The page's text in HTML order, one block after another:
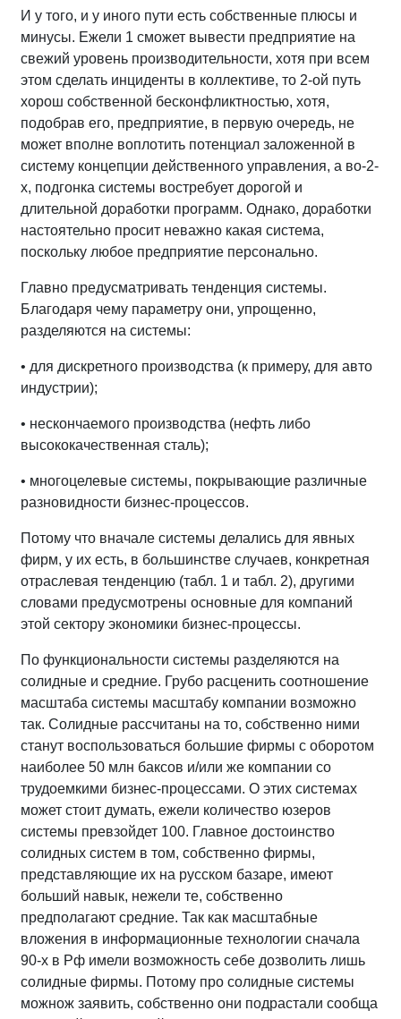
И у того, и у иного пути есть собственные плюсы и
минусы. Ежели 1 сможет вывести предприятие на
свежий уровень производительности, хотя при всем
этом сделать инциденты в коллективе, то 2-ой путь
хорош собственной бесконфликтностью, хотя,
подобрав его, предприятие, в первую очередь, не
может вполне воплотить потенциал заложенной в
систему концепции действенного управления, а во-2-
х, подгонка системы востребует дорогой и
длительной доработки программ. Однако, доработки
настоятельно просит неважно какая система,
поскольку любое предприятие персонально.
Главно предусматривать тенденция системы.
Благодаря чему параметру они, упрощенно,
разделяются на системы:
• для дискретного производства (к примеру, для авто
индустрии);
• нескончаемого производства (нефть либо
высококачественная сталь);
• многоцелевые системы, покрывающие различные
разновидности бизнес-процессов.
Потому что вначале системы делались для явных
фирм, у их есть, в большинстве случаев, конкретная
отраслевая тенденцию (табл. 1 и табл. 2), другими
словами предусмотрены основные для компаний
этой сектору экономики бизнес-процессы.
По функциональности системы разделяются на
солидные и средние. Грубо расценить соотношение
масштаба системы масштабу компании возможно
так. Солидные рассчитаны на то, собственно ними
станут воспользоваться большие фирмы с оборотом
наиболее 50 млн баксов и/или же компании со
трудоемкими бизнес-процессами. О этих системах
может стоит думать, ежели количество юзеров
системы превзойдет 100. Главное достоинство
солидных систем в том, собственно фирмы,
представляющие их на русском базаре, имеют
больший навык, нежели те, собственно
предполагают средние. Так как масштабные
вложения в информационные технологии сначала
90-х в Рф имели возможность себе дозволить лишь
солидные фирмы. Потому про солидные системы
можнож заявить, собственно они подрастали сообща